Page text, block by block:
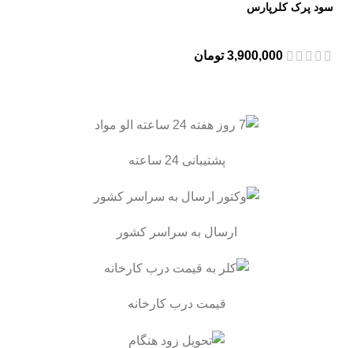
سود پرک کلرپارس
3,900,000 تومان
پشتیبانی 24 ساعته
ارسال به سراسر کشور
قیمت درب کارخانه